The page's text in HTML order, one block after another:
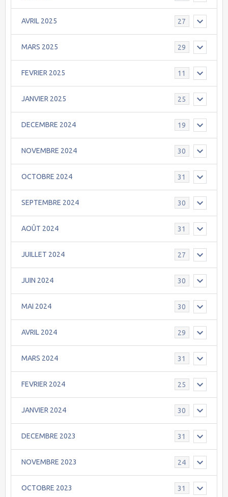
AVRIL 2025 27
MARS 2025 29
FEVRIER 2025 11
JANVIER 2025 25
DECEMBRE 2024 19
NOVEMBRE 2024 30
OCTOBRE 2024 31
SEPTEMBRE 2024 30
AOÛT 2024 31
JUILLET 2024 27
JUIN 2024 30
MAI 2024 30
AVRIL 2024 29
MARS 2024 31
FEVRIER 2024 25
JANVIER 2024 30
DECEMBRE 2023 31
NOVEMBRE 2023 24
OCTOBRE 2023 31